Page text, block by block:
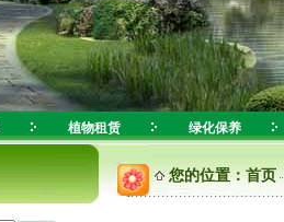
植物租赁 绿化保养
您的位置：首页